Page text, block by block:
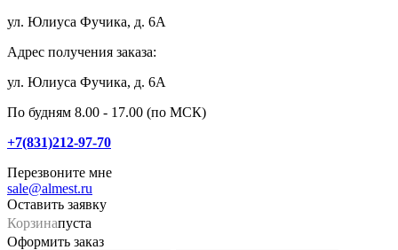
ул. Юлиуса Фучика, д. 6А
Адрес получения заказа:
ул. Юлиуса Фучика, д. 6А
По будням 8.00 - 17.00 (по МСК)
+7(831)212-97-70
Перезвоните мне
sale@almest.ru
Оставить заявку
Корзинапуста
Оформить заказ